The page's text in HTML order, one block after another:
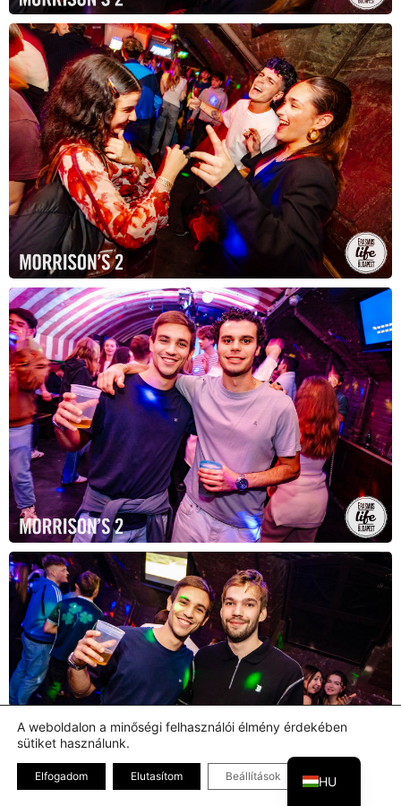
A weboldalon a minőségi felhasználói élmény érdekében
sütiket használunk.
Elfogadom Elutasítom Beállítások Bezárás
HU